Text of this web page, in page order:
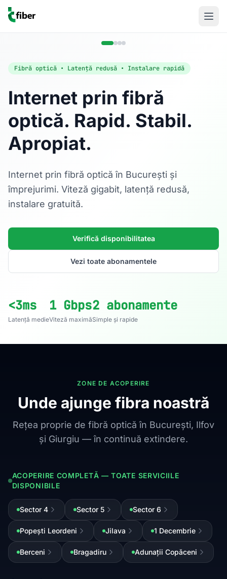
Fibră optică • Latență redusă • Instalare rapidă
Internet prin fibră
optică. Rapid. Stabil.
Apropiat.
Internet prin fibră optică în București și
împrejurimi. Viteză gigabit, latență redusă,
instalare gratuită.
Verifică disponibilitatea
Vezi toate abonamentele
<3ms
Latență medie
1 Gbps
Viteză maximă
2 abonamente
Simple și rapide
Acasă
Internet Rezidențial
Fibră optică până la 1 Gbps, direct în casa ta.
ZONE DE ACOPERIRE
Unde ajunge fibra noastră
Rețea proprie de fibră optică în București, Ilfov
și Giurgiu — în continuă extindere.
ACOPERIRE COMPLETĂ — TOATE SERVICIILE
DISPONIBILE
Sector 4 Sector 5 Sector 6
Popești Leordeni Jilava 1 Decembrie
Berceni Bragadiru Adunații Copăceni